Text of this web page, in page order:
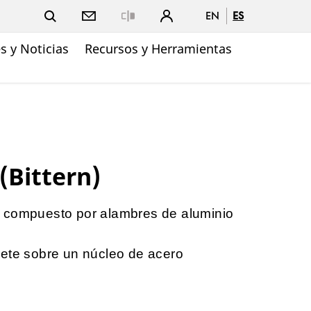
EN ES
y Noticias
Recursos y Herramientas
(Bittern)
por alambres de aluminio
sobre un núcleo de acero